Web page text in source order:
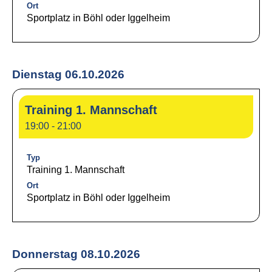
Ort
Sportplatz in Böhl oder Iggelheim
Dienstag 06.10.2026
Training 1. Mannschaft
19:00 - 21:00
Typ
Training 1. Mannschaft
Ort
Sportplatz in Böhl oder Iggelheim
Donnerstag 08.10.2026